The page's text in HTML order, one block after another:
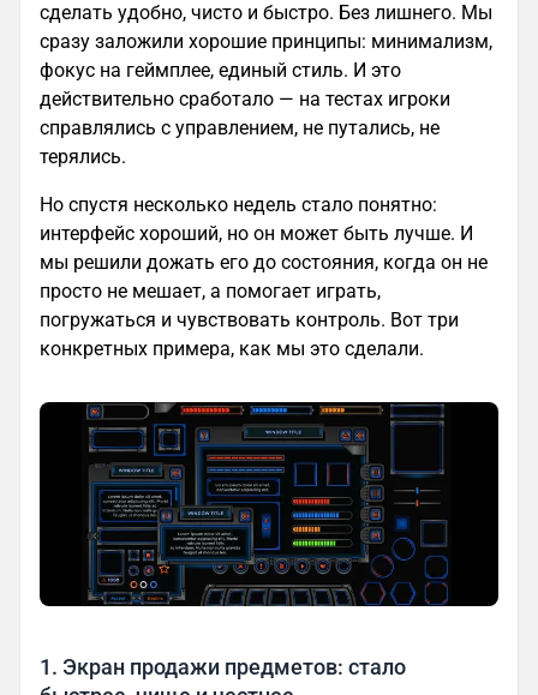
сделать удобно, чисто и быстро. Без лишнего. Мы
сразу заложили хорошие принципы: минимализм,
фокус на геймплее, единый стиль. И это
действительно сработало — на тестах игроки
справлялись с управлением, не путались, не
терялись.
Но спустя несколько недель стало понятно:
интерфейс хороший, но он может быть лучше. И
мы решили дожать его до состояния, когда он не
просто не мешает, а помогает играть,
погружаться и чувствовать контроль. Вот три
конкретных примера, как мы это сделали.
1. Экран продажи предметов: стало